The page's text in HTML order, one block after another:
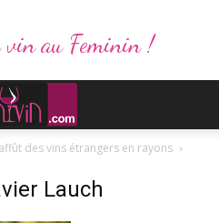
vin au Feminin !
des vins étrangers en rayons
Lauch